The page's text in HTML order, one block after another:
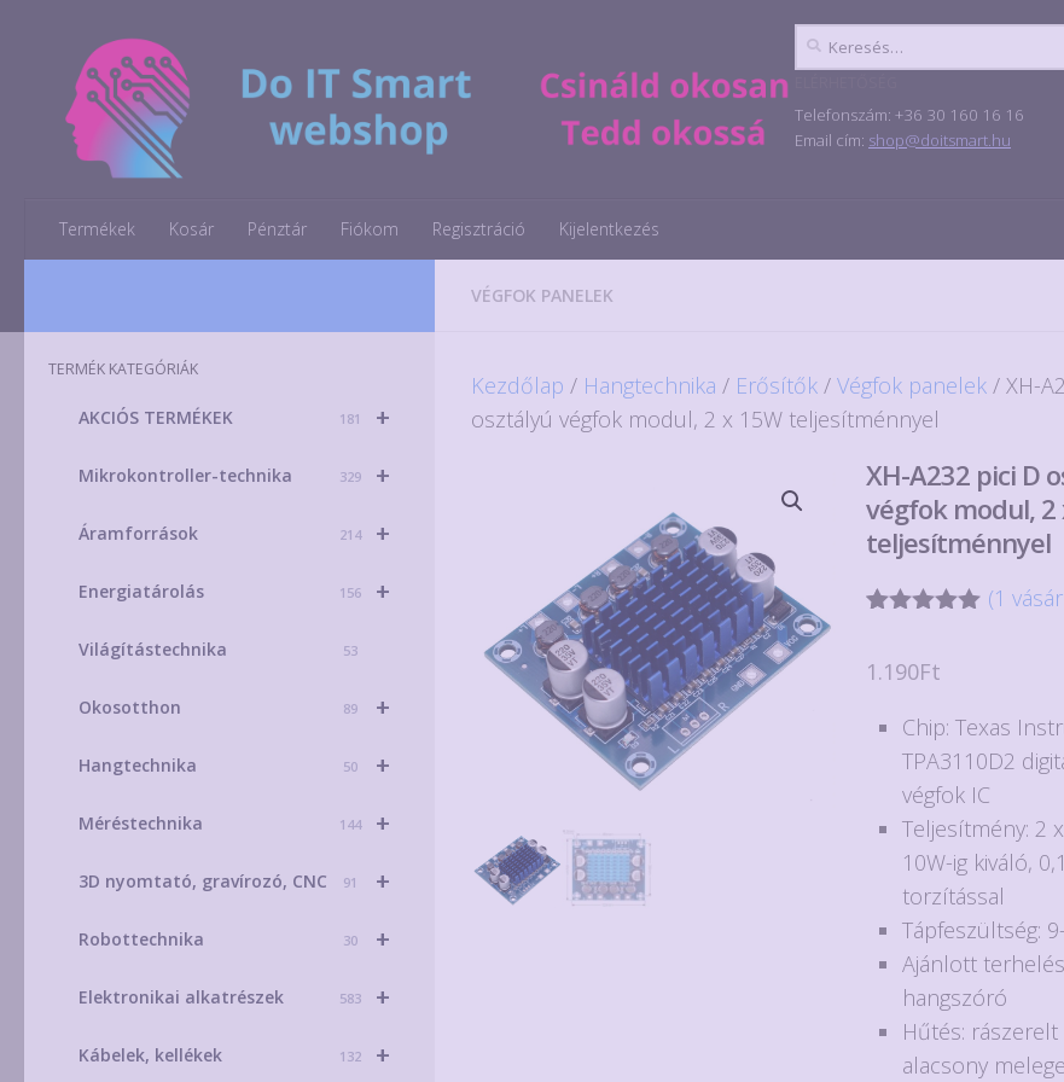
Skip to content Keresés:
Telefonszám: +36 30 160 16 16
Email cím: shop@doitsmart.hu
Termékek Kosár Pénztár Fiókom Regisztráció Kijelentkezés
VÉGFOK PANELEK
Kezdőlap / Hangtechnika / Erősítők / Végfok panelek / XH-
osztályú végfok modul, 2 x 15W teljesítménnyel
XH-A232 pici D
végfok modul, 2
teljesítménnyel
ből,
alapján
(1
1.190Ft
Chip: Texas
TPA3110D2
végfok IC
Teljesítmény: 2
10W-ig kiváló,
torzítással
Tápfeszültség:
Ajánlott
hangszóró
Hűtés:
alacsony
TERMÉK KATEGÓRIÁK
+
AKCIÓS TERMÉKEK 181
+
Mikrokontroller-technika 329
+
Áramforrások 214
+
Energiatárolás 156
Világítástechnika 53
+
Okosotthon 89
+
Hangtechnika 50
+
Méréstechnika 144
+
3D nyomtató, gravírozó, CNC 91
+
Robottechnika 30
+
Elektronikai alkatrészek 583
+
Kábelek, kellékek 132